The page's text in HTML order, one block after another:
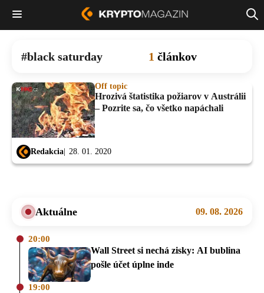
black saturday 1 článkov
Off topic
Hrozivá štatistika požiarov v Austrálii
– Pozrite sa, čo všetko napáchali
Redakcia 28. 01. 2020
Aktuálne 09. 08. 2026
20:00
Wall Street si nechá zisky: AI bublina
pošle účet úplne inde
19:00